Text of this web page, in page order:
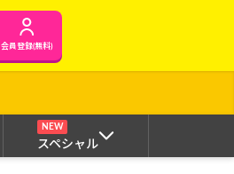
会員登録(無料)
NEW
スペシャル